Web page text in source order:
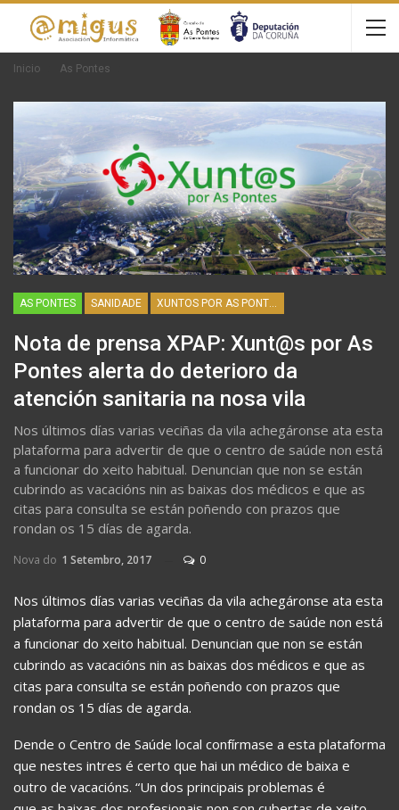
Inicio As Pontes
AS PONTES SANIDADE XUNTOS POR AS PONTES
Nota de prensa XPAP: Xunt@s por As
Pontes alerta do deterioro da
atención sanitaria na nosa vila
Nos últimos días varias veciñas da vila achegáronse ata esta
plataforma para advertir de que o centro de saúde non está
a funcionar do xeito habitual. Denuncian que non se están
cubrindo as vacacións nin as baixas dos médicos e que as
citas para consulta se están poñendo con prazos que
rondan os 15 días de agarda.
Nova do 1 Setembro, 2017 0
Nos últimos días varias veciñas da vila achegáronse ata esta
plataforma para advertir de que o centro de saúde non está
a funcionar do xeito habitual. Denuncian que non se están
cubrindo as vacacións nin as baixas dos médicos e que as
citas para consulta se están poñendo con prazos que
rondan os 15 días de agarda.
Dende o Centro de Saúde local confírmase a esta plataforma
que nestes intres é certo que hai un médico de baixa e
outro de vacacións. “Un dos principais problemas é